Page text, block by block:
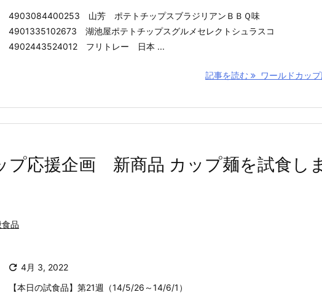
4903084400253 山芳 ポテトチップスブラジリアンＢＢＱ味
4901335102673 湖池屋ポテトチップスグルメセレクトシュラスコ
4902443524012 フリトレー 日本 ...
記事を読む ワールドカッ
プ応援企画 新商品 カップ麺を試食し
品
 4月 3, 2022
【本日の試食品】第21週（14/5/26～14/6/1）